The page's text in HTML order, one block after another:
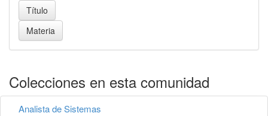
Colecciones en esta comunidad
Analista de Sistemas